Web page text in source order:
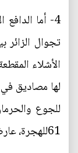
4- أما
تجوال الزائر
الأشلاء
لها مصاديق
للجوع
61للهجرة، عارض الامام الحسين نظام حكم يزيد، وفي سنة 1411للهجرة عارض الشعب العراقي نظام حكم صدام.